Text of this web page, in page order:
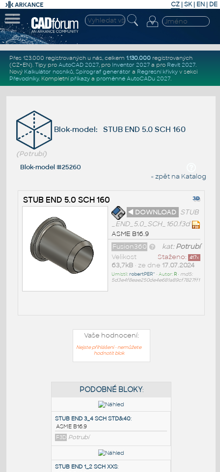
CZ | SK| EN | DE
Přes 123.000 registrovaných u nás, celkem 1.130.000registrovaných
(CZ+EN). Tipy pro AutoCAD 2027, pro Inventor 2027a pro Revit 2027.
Nový Kalkulátor nosníků, Spirograf generátor a Regresní křivkyv sekci
Převodníky. Kompletní příkazya proměnné AutoCADu 2027.
Blok-model: STUB END 5.0 SCH 160
(Potrubí)
Blok-model #25260
« zpět na Katalog
STUB END 5.0 SCH 160
◄ DOWNLOAD STUB
_END_5.0_SCH_160.f3d
ASME B16.9
kat:Potrubí
Fusion360
Staženo: 417x
Velikost
63,7kB• ze dne 17.07.2024
Umístil:robertPER^ • Autor: R• md5:
5d3e4f8eae250de4e681a89cf7827ff1
Vaše hodnocení:
Nejste přihlášeni - nemůžete
hodnotit blok
PODOBNÉ BLOKY: